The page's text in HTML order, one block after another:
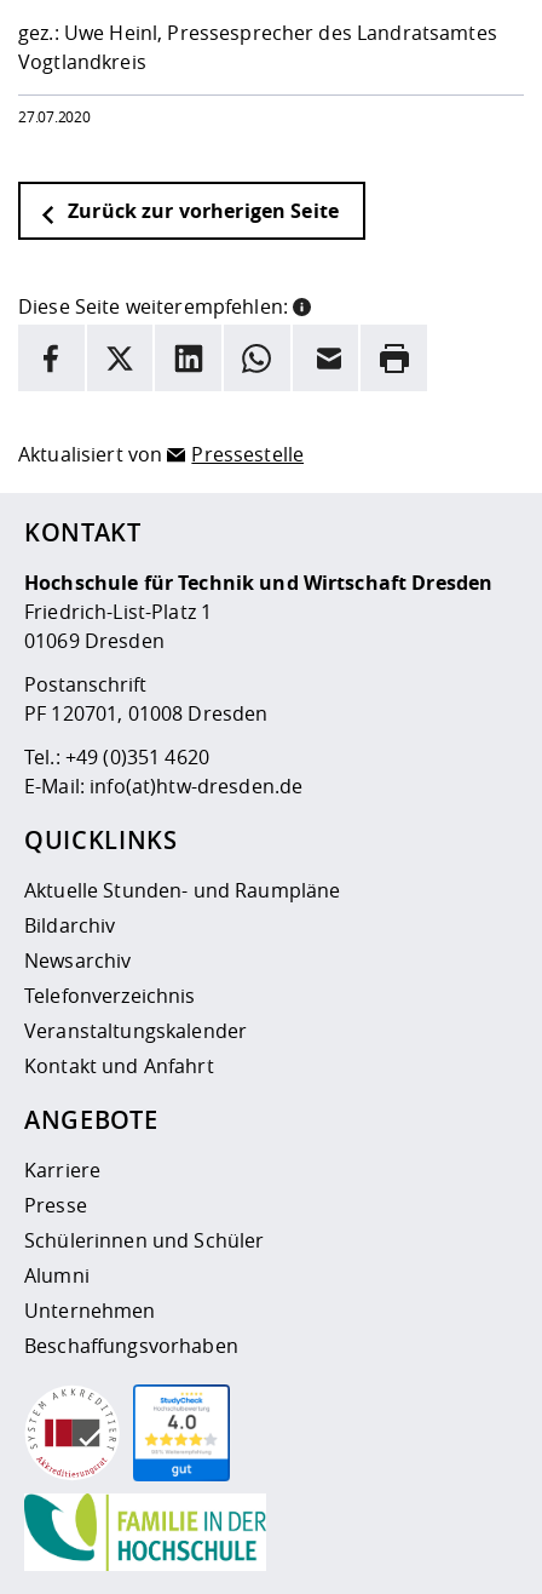
gez.: Uwe Heinl, Pressesprecher des Landratsamtes
Vogtlandkreis
27.07.2020
Zurück zur vorherigen Seite
Diese Seite weiterempfehlen:
INFORMATION
Hier stehen weitere Informationen und ein Link zur
Facebook
X LinkedInWhatsappE-Mail Drucken
Aktualisiert von Pressestelle
KONTAKT
Hochschule für Technik und Wirtschaft Dresden
Friedrich-List-Platz 1
01069 Dresden
Postanschrift
PF 120701, 01008 Dresden
Tel.: +49 (0)351 4620
E-Mail: info(at)htw-dresden.de
QUICKLINKS
Aktuelle Stunden- und Raumpläne
Bildarchiv
Newsarchiv
Telefonverzeichnis
Veranstaltungskalender
Kontakt und Anfahrt
ANGEBOTE
Karriere
Presse
Schülerinnen und Schüler
Alumni
Unternehmen
Beschaffungsvorhaben